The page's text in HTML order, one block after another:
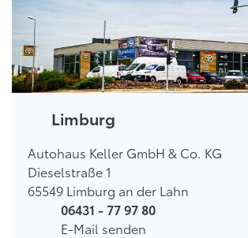
Limburg
Autohaus Keller GmbH & Co. KG
Dieselstraße 1
65549 Limburg an der Lahn
06431 - 77 97 80
E-Mail senden